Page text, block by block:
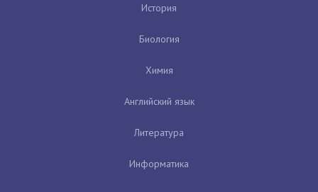
История
Биология
Химия
Английский язык
Литература
Информатика